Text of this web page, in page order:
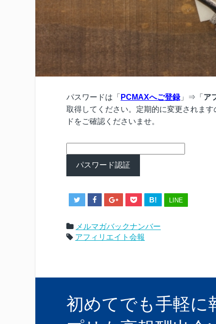
パスワードは「 PCMAXへご登録」⇒「 ア
取得してください。定期的に変更されま
ドをご確認くださいませ。
B! LINE
メルマガバックナンバー
アフィリエイト会報
初めてでも手軽に